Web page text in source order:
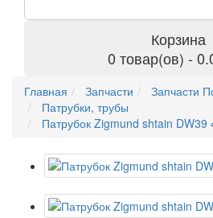
Корзина
0 товар(ов) -
Главная Запчасти
Запчасти
Патрубки, трубы
Патрубок Zigmund shtain DW39